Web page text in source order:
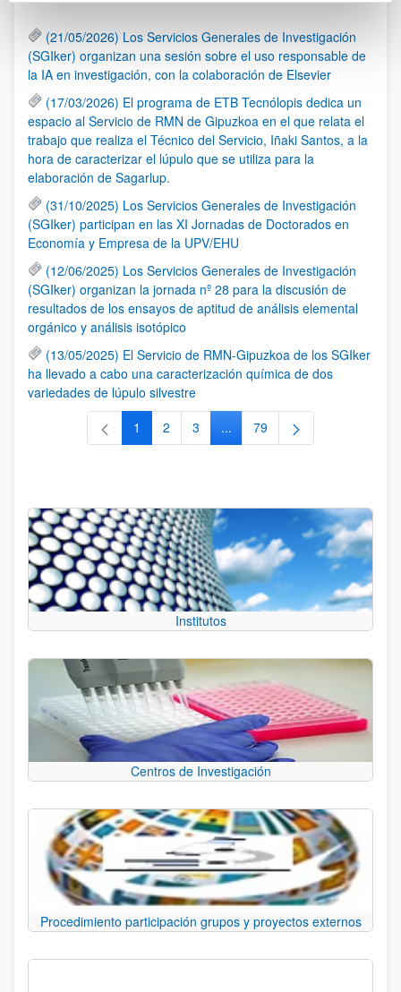
(21/05/2026) Los Servicios Generales de Investigación
(SGIker) organizan una sesión sobre el uso responsable de
la IA en investigación, con la colaboración de Elsevier
(17/03/2026) El programa de ETB Tecnólopis dedica un
espacio al Servicio de RMN de Gipuzkoa en el que relata el
trabajo que realiza el Técnico del Servicio, Iñaki Santos, a la
hora de caracterizar el lúpulo que se utiliza para la
elaboración de Sagarlup.
(31/10/2025) Los Servicios Generales de Investigación
(SGIker) participan en las XI Jornadas de Doctorados en
Economía y Empresa de la UPV/EHU
(12/06/2025) Los Servicios Generales de Investigación
(SGIker) organizan la jornada nº 28 para la discusión de
resultados de los ensayos de aptitud de análisis elemental
orgánico y análisis isotópico
(13/05/2025) El Servicio de RMN-Gipuzkoa de los SGIker
ha llevado a cabo una caracterización química de dos
variedades de lúpulo silvestre
Página
1 Página
2 Página
3 ...Páginas intermedias Use TAB
Página
79
Institutos
Centros de Investigación
Procedimiento participación grupos y proyectos externos